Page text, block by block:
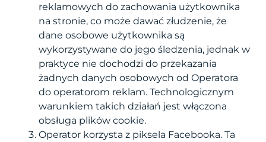
reklamowych do zachowania użytkownika
na stronie, co może dawać złudzenie, że
dane osobowe użytkownika są
wykorzystywane do jego śledzenia, jednak w
praktyce nie dochodzi do przekazania
żadnych danych osobowych od Operatora
do operatorom reklam. Technologicznym
warunkiem takich działań jest włączona
obsługa plików cookie.
Operator korzysta z piksela Facebooka. Ta